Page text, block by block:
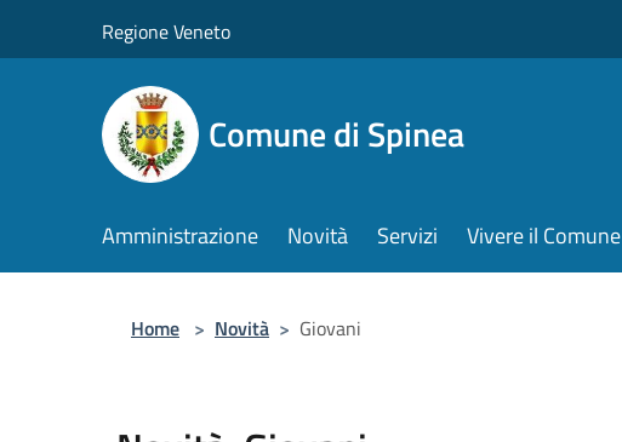
Regione Veneto
Comune di Spinea
Amministrazione Novità Servizi Vivere il Comune
Home > Novità > Giovani